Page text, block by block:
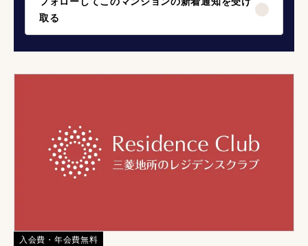
取る
入会費・年会費無料